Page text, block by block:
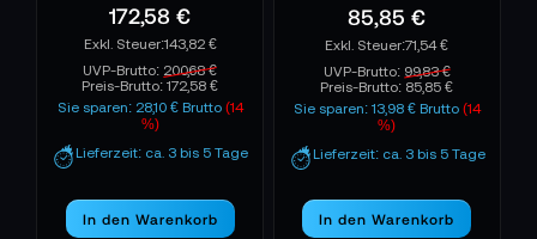
172,58 €
143,82 €
UVP-Brutto: 200,68 €
Preis-Brutto:172,58 €
Sie sparen: 28,10 € Brutto (14
%)
Lieferzeit: ca. 3 bis 5 Tage
In den Warenkorb
85,85 €
71,54 €
UVP-Brutto: 99,83 €
Preis-Brutto: 85,85 €
Sie sparen: 13,98 € Brutto (14
%)
Lieferzeit: ca. 3 bis 5 Tage
In den Warenkorb